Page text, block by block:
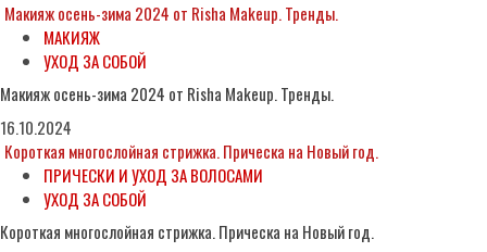
Макияж осень-зима 2024 от Risha Makeup. Тренды.
МАКИЯЖ
УХОД ЗА СОБОЙ
Макияж осень-зима 2024 от Risha Makeup. Тренды.
16.10.2024
Короткая многослойная стрижка. Прическа на Новый год.
ПРИЧЕСКИ И УХОД ЗА ВОЛОСАМИ
УХОД ЗА СОБОЙ
Короткая многослойная стрижка. Прическа на Новый год.